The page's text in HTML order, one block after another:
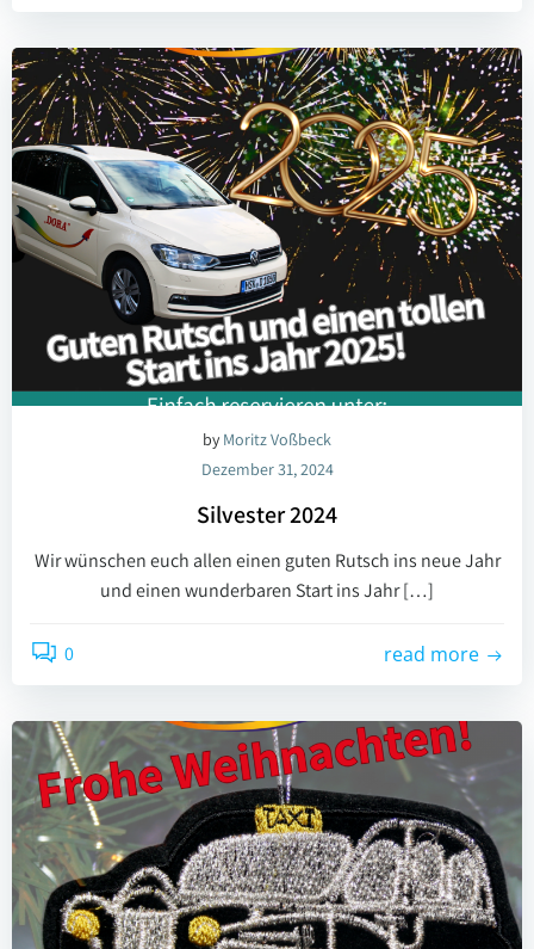
by Moritz Voßbeck
Dezember 31, 2024
Silvester 2024
Wir wünschen euch allen einen guten Rutsch ins neue Jahr
und einen wunderbaren Start ins Jahr […]
0 read more